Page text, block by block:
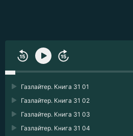
Газлайтер. Книга 31 01
Газлайтер. Книга 31 02
Газлайтер. Книга 31 03
Газлайтер. Книга 31 04